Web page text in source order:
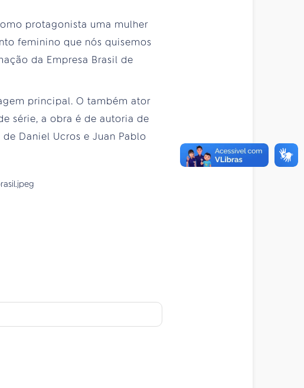
protagonista uma mulher
feminino que nós quisemos
da Empresa Brasil de
principal. O também ator
série, a obra é de autoria de
Daniel Ucros e Juan Pablo